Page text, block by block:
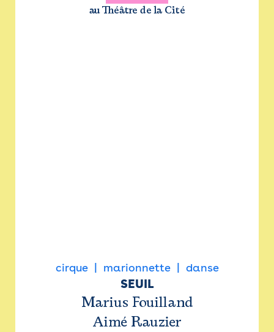
au Théâtre de la Cité
cirque marionnette danse
SEUIL
Marius Fouilland
Aimé Rauzier